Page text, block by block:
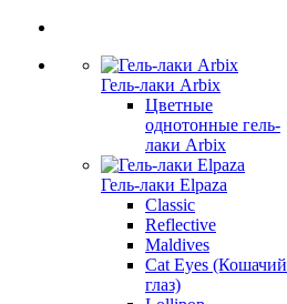
Гель-лаки Arbix
Цветные
однотонные гель-
лаки Arbix
Гель-лаки Elpaza
Classic
Reflective
Maldives
Cat Eyes (Кошачий
глаз)